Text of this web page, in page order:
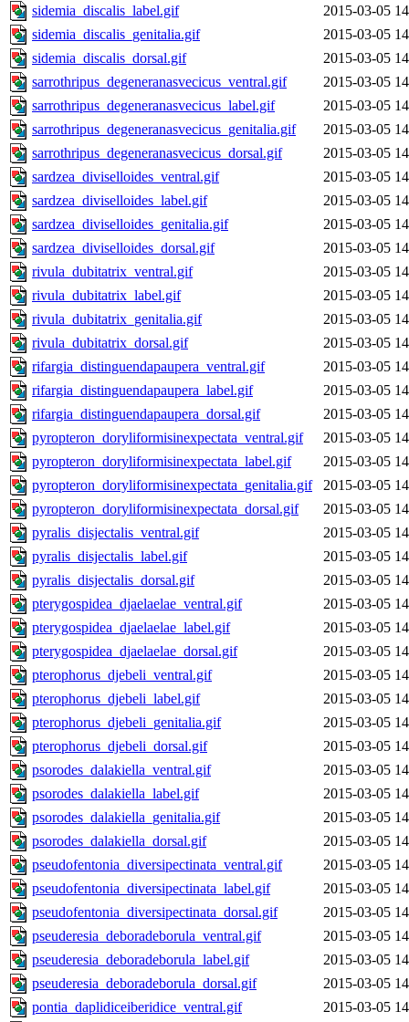
sidemia_discalis_label.gif
2015-03-05
sidemia_discalis_genitalia.gif
2015-03-05
sidemia_discalis_dorsal.gif
2015-03-05
sarrothripus_degeneranasvecicus_ventral.gif
2015-03-05
sarrothripus_degeneranasvecicus_label.gif
2015-03-05
sarrothripus_degeneranasvecicus_genitalia.gif
2015-03-05
sarrothripus_degeneranasvecicus_dorsal.gif
2015-03-05
sardzea_diviselloides_ventral.gif
2015-03-05
sardzea_diviselloides_label.gif
2015-03-05
sardzea_diviselloides_genitalia.gif
2015-03-05
sardzea_diviselloides_dorsal.gif
2015-03-05
rivula_dubitatrix_ventral.gif
2015-03-05
rivula_dubitatrix_label.gif
2015-03-05
rivula_dubitatrix_genitalia.gif
2015-03-05
rivula_dubitatrix_dorsal.gif
2015-03-05
rifargia_distinguendapaupera_ventral.gif
2015-03-05
rifargia_distinguendapaupera_label.gif
2015-03-05
rifargia_distinguendapaupera_dorsal.gif
2015-03-05
pyropteron_doryliformisinexpectata_ventral.gif
2015-03-05
pyropteron_doryliformisinexpectata_label.gif
2015-03-05
pyropteron_doryliformisinexpectata_genitalia.gif
2015-03-05
pyropteron_doryliformisinexpectata_dorsal.gif
2015-03-05
pyralis_disjectalis_ventral.gif
2015-03-05
pyralis_disjectalis_label.gif
2015-03-05
pyralis_disjectalis_dorsal.gif
2015-03-05
pterygospidea_djaelaelae_ventral.gif
2015-03-05
pterygospidea_djaelaelae_label.gif
2015-03-05
pterygospidea_djaelaelae_dorsal.gif
2015-03-05
pterophorus_djebeli_ventral.gif
2015-03-05
pterophorus_djebeli_label.gif
2015-03-05
pterophorus_djebeli_genitalia.gif
2015-03-05
pterophorus_djebeli_dorsal.gif
2015-03-05
psorodes_dalakiella_ventral.gif
2015-03-05
psorodes_dalakiella_label.gif
2015-03-05
psorodes_dalakiella_genitalia.gif
2015-03-05
psorodes_dalakiella_dorsal.gif
2015-03-05
pseudofentonia_diversipectinata_ventral.gif
2015-03-05
pseudofentonia_diversipectinata_label.gif
2015-03-05
pseudofentonia_diversipectinata_dorsal.gif
2015-03-05
pseuderesia_deboradeborula_ventral.gif
2015-03-05
pseuderesia_deboradeborula_label.gif
2015-03-05
pseuderesia_deboradeborula_dorsal.gif
2015-03-05
pontia_daplidiceiberidice_ventral.gif
2015-03-05